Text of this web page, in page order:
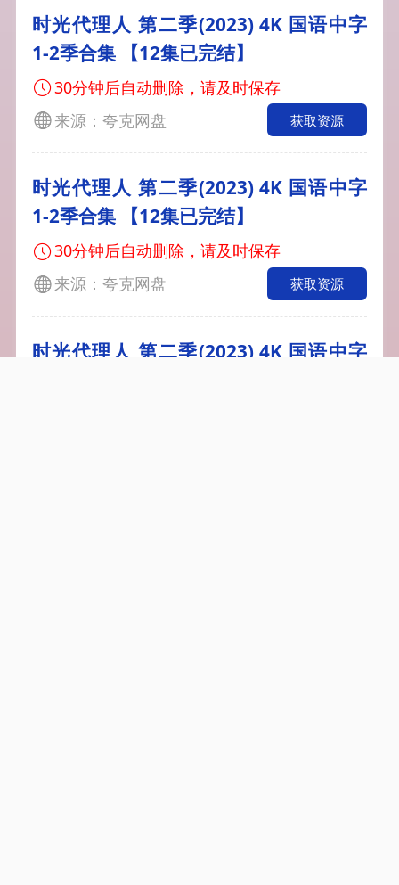
时光代理人 第二季(2023) 4K 国语中字
1-2季合集 【12集已完结】
30分钟后自动删除，请及时保存
来源：夸克网盘
获取资源
时光代理人 第二季(2023) 4K 国语中字
1-2季合集 【12集已完结】
30分钟后自动删除，请及时保存
来源：夸克网盘
获取资源
时光代理人 第二季(2023) 4K 国语中字